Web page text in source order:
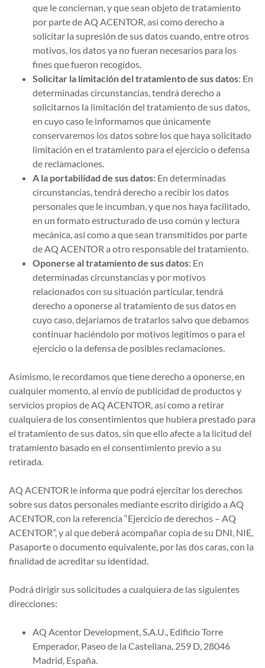
que le conciernan, y que sean objeto de tratamiento
por parte de AQ ACENTOR, así como derecho a
solicitar la supresión de sus datos cuando, entre otros
motivos, los datos ya no fueran necesarios para los
fines que fueron recogidos.
Solicitar la limitación del tratamiento de sus datos: En
determinadas circunstancias, tendrá derecho a
solicitarnos la limitación del tratamiento de sus datos,
en cuyo caso le informamos que únicamente
conservaremos los datos sobre los que haya solicitado
limitación en el tratamiento para el ejercicio o defensa
de reclamaciones.
A la portabilidad de sus datos: En determinadas
circunstancias, tendrá derecho a recibir los datos
personales que le incumban, y que nos haya facilitado,
en un formato estructurado de uso común y lectura
mecánica, así como a que sean transmitidos por parte
de AQ ACENTOR a otro responsable del tratamiento.
Oponerse al tratamiento de sus datos: En
determinadas circunstancias y por motivos
relacionados con su situación particular, tendrá
derecho a oponerse al tratamiento de sus datos en
cuyo caso, dejaríamos de tratarlos salvo que debamos
continuar haciéndolo por motivos legítimos o para el
ejercicio o la defensa de posibles reclamaciones.
Asimismo, le recordamos que tiene derecho a oponerse, en
cualquier momento, al envío de publicidad de productos y
servicios propios de AQ ACENTOR, así como a retirar
cualquiera de los consentimientos que hubiera prestado para
el tratamiento de sus datos, sin que ello afecte a la licitud del
tratamiento basado en el consentimiento previo a su
retirada.
AQ ACENTOR le informa que podrá ejercitar los derechos
sobre sus datos personales mediante escrito dirigido a AQ
ACENTOR, con la referencia “Ejercicio de derechos – AQ
ACENTOR”, y al que deberá acompañar copia de su DNI, NIE,
Pasaporte o documento equivalente, por las dos caras, con la
finalidad de acreditar su identidad.
Podrá dirigir sus solicitudes a cualquiera de las siguientes
direcciones:
AQ Acentor Development, S.A.U., Edificio Torre
Emperador, Paseo de la Castellana, 259 D, 28046
Madrid, España.